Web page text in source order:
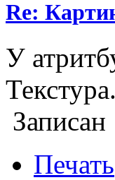
Re:
У
Записан
Печать